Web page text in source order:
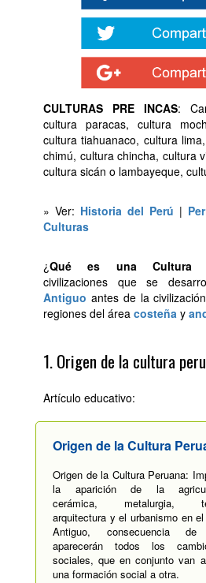
CULTURAS PRE INCAS:
cultura paracas, cultura
cultura tiahuanaco, cultura
chimú, cultura chincha, cultura
cultura sicán o lambayeque,
» Ver: Historia del Perú |
Culturas
¿Qué es una Cultura
civilizaciones que se
Antiguo antes de la
regiones del área costeña y
1. Origen de la cultura
Artículo educativo:
Origen de la Cultura
Origen de la Cultura Peruana:
la aparición de la
cerámica, metalurgia,
arquitectura y el urbanismo en
Antiguo, consecuencia
aparecerán todos los
sociales, que en conjunto van
una formación social a otra.